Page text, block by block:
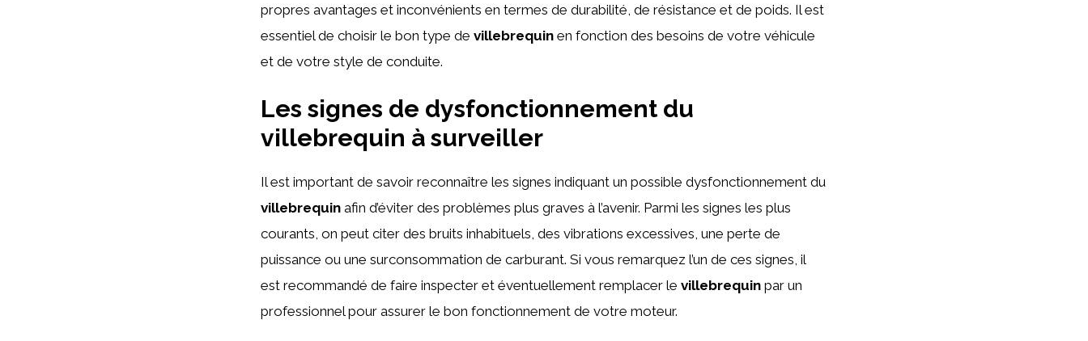
propres avantages et inconvénients en termes de durabilité, de résistance et de poids. Il est
essentiel de choisir le bon type de villebrequin en fonction des besoins de votre véhicule
et de votre style de conduite.
Les signes de dysfonctionnement du
villebrequin à surveiller
Il est important de savoir reconnaître les signes indiquant un possible dysfonctionnement du
villebrequin afin d’éviter des problèmes plus graves à l’avenir. Parmi les signes les plus
courants, on peut citer des bruits inhabituels, des vibrations excessives, une perte de
puissance ou une surconsommation de carburant. Si vous remarquez l’un de ces signes, il
est recommandé de faire inspecter et éventuellement remplacer le villebrequin par un
professionnel pour assurer le bon fonctionnement de votre moteur.